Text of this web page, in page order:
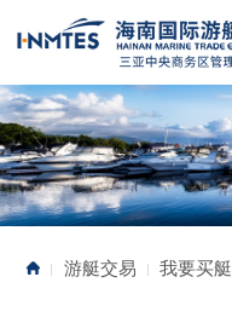
| 游艇交易 | 我要买艇